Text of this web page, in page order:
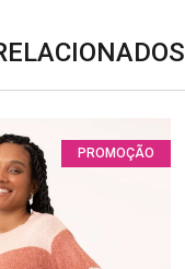
PROMOÇÃO